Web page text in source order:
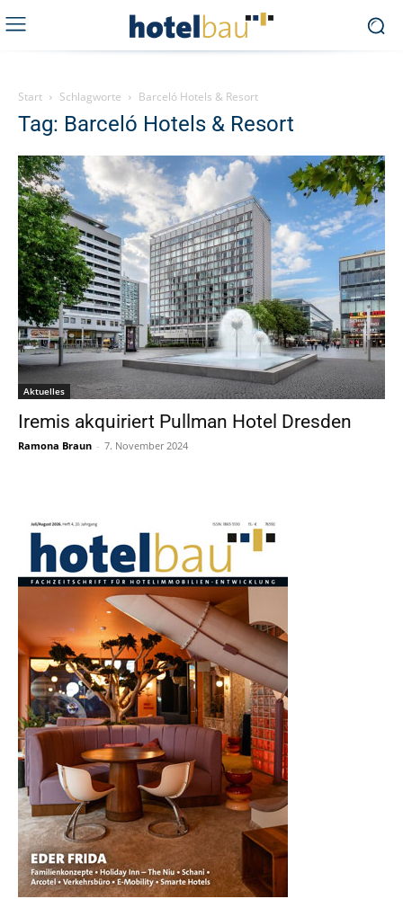
Start Schlagworte Barceló Hotels & Resort
Tag: Barceló Hotels & Resort
Aktuelles
Iremis akquiriert Pullman Hotel Dresden
Ramona Braun - 7. November 2024